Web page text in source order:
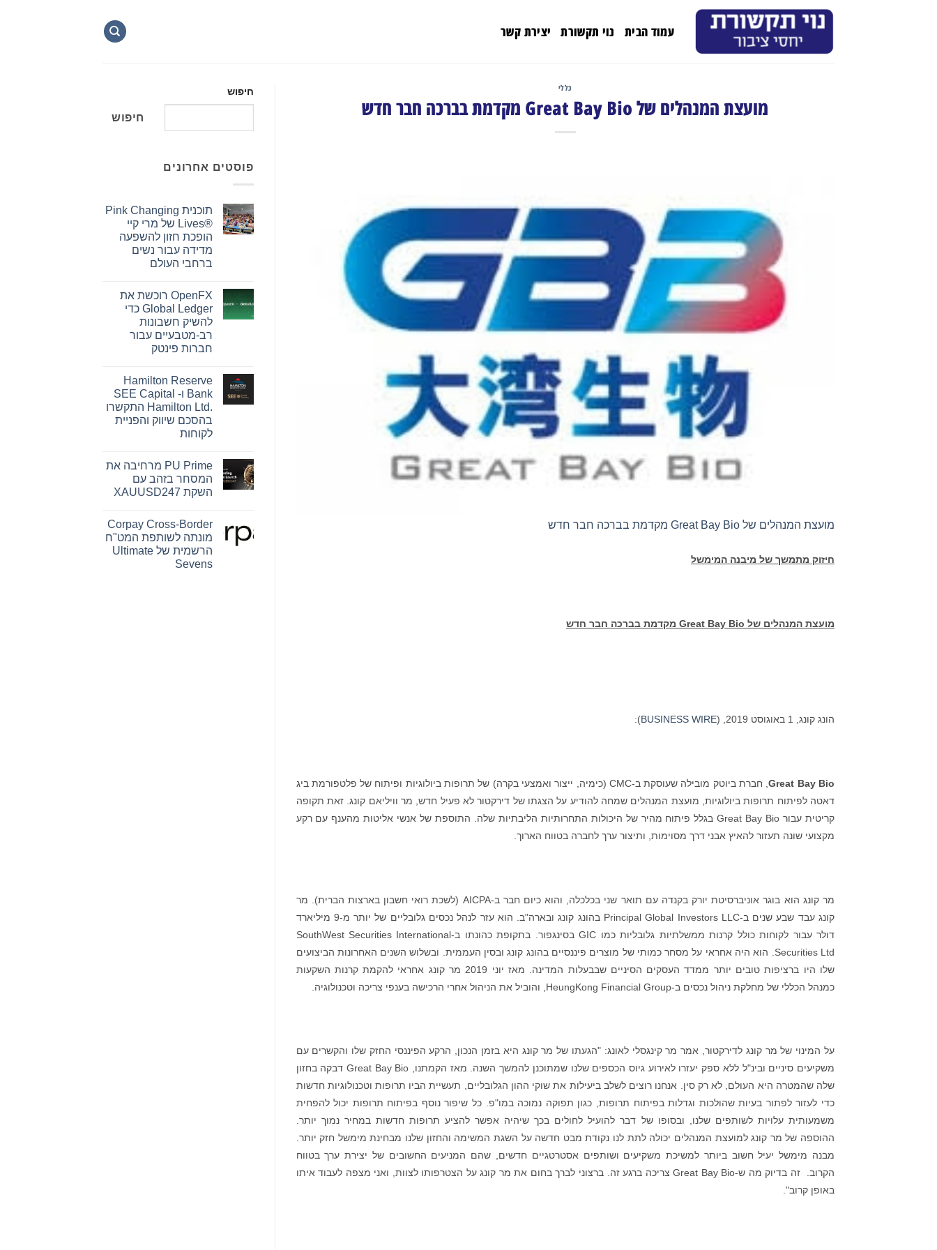
עמוד הבית נוי תקשורת יצירת קשר
כללי
מועצת המנהלים של Great Bay Bio מקדמת בברכה חבר חדש
מועצת המנהלים של Great Bay Bio מקדמת בברכה חבר חדש
חיזוק מתמשך של מיבנה המימשל
מועצת המנהלים של Great Bay Bio מקדמת בברכה חבר חדש
הונג קונג, 1 באוגוסט 2019, ( BUSINESS WIRE
):
Great Bay Bio
, חברת ביוטק מובילה שעוסקת ב-CMC (כימיה, ייצור ואמצעי בקרה) של תרופות ביולוגיות ופיתוח של פלטפורמת ביג
דאטה לפיתוח תרופות ביולוגיות, מועצת המנהלים שמחה להודיע על הצגתו של דירקטור לא פעיל חדש, מר וויליאם קונג. זאת תקופה
קריטית עבור Great Bay Bio בגלל פיתוח מהיר של היכולות התחרותיות הליבתיות שלה. התוספת של אנשי אליטות מהענף עם רקע
מקצועי שונה תעזור להאיץ אבני דרך מסוימות, ותיצור ערך לחברה בטווח הארוך.
מר קונג הוא בוגר אוניברסיטת יורק בקנדה עם תואר שני בכלכלה, והוא כיום חבר ב-AICPA (לשכת רואי חשבון בארצות הברית). מר
קונג עבד שבע שנים ב-Principal Global Investors LLC בהונג קונג ובארה"ב. הוא עזר לנהל נכסים גלובליים של יותר מ-9 מיליארד
דולר עבור לקוחות כולל קרנות ממשלתיות גלובליות כמו GIC בסינגפור. בתקופת כהונתו ב-SouthWest Securities International
Securities Ltd. הוא היה אחראי על מסחר כמותי של מוצרים פיננסיים בהונג קונג ובסין העממית. ובשלוש השנים האחרונות הביצועים
שלו היו ברציפות טובים יותר ממדד העסקים הסיניים שבבעלות המדינה. מאז יוני 2019 מר קונג אחראי להקמת קרנות השקעות
כמנהל הכללי של מחלקת ניהול נכסים ב-HeungKong Financial Group, והוביל את הניהול אחרי הרכישה בענפי צריכה וטכנולוגיה.
על המינוי של מר קונג לדירקטור, אמר מר קינגסלי לאונג: "הגעתו של מר קונג היא בזמן הנכון, הרקע הפיננסי החזק שלו והקשרים עם
משקיעים סיניים ובינ"ל ללא ספק יעזרו לאירוע גיוס הכספים שלנו שמתוכנן להמשך השנה. מאז הקמתנו, Great Bay Bio דבקה בחזון
שלה שהמטרה היא העולם, לא רק סין. אנחנו רוצים לשלב ביעילות את שוקי ההון הגלובליים, תעשיית הביו תרופות וטכנולוגיות חדשות
כדי לעזור לפתור בעיות שהולכות וגדלות בפיתוח תרופות, כגון תפוקה נמוכה במו"פ. כל שיפור נוסף בפיתוח תרופות יכול להפחית
משמעותית עלויות לשותפים שלנו, ובסופו של דבר להועיל לחולים בכך שיהיה אפשר להציע תרופות חדשות במחיר נמוך יותר.
ההוספה של מר קונג למועצת המנהלים יכולה לתת לנו נקודת מבט חדשה על השגת המשימה והחזון שלנו מבחינת מימשל חזק יותר.
מבנה מימשל יעיל חשוב ביותר למשיכת משקיעים ושותפים אסטרטגיים חדשים, שהם המניעים החשובים של יצירת ערך בטווח
הקרוב. זה בדיוק מה ש-Great Bay Bio צריכה ברגע זה. ברצוני לברך בחום את מר קונג על הצטרפותו לצוות, ואני מצפה לעבוד איתו
באופן קרוב".
חיפוש
חיפוש
פוסטים אחרונים
תוכנית Pink Changing
Lives®‎ של מרי קיי
הופכת חזון להשפעה
מדידה עבור נשים
ברחבי העולם
על
תוכנית
Pink
Changing
Lives®‎
של
מרי
חזון
להשפעה
מדידה
עבור
נשים
ברחבי
העולם
OpenFX רוכשת את
Global Ledger כדי
להשיק חשבונות
רב-מטבעיים עבור
חברות פינטק
על
OpenFX
רוכשת
את
Global
Ledger
כדי
רב-מטבעיים
עבור
חברות
פינטק
Hamilton Reserve
Bank ו- SEE Capital
Hamilton Ltd.‎ התקשרו
בהסכם שיווק והפניית
לקוחות
על
Hamilton
Reserve
Bank
Capital
Hamilton
Ltd.‎
התקשרו
בהסכם
שיווק
PU Prime מרחיבה את
המסחר בזהב עם
השקת XAUUSD247
על
PU
Prime
מרחיבה
את
המסחר
Corpay Cross-Border
מונתה לשותפת המט"ח
הרשמית של Ultimate
Sevens